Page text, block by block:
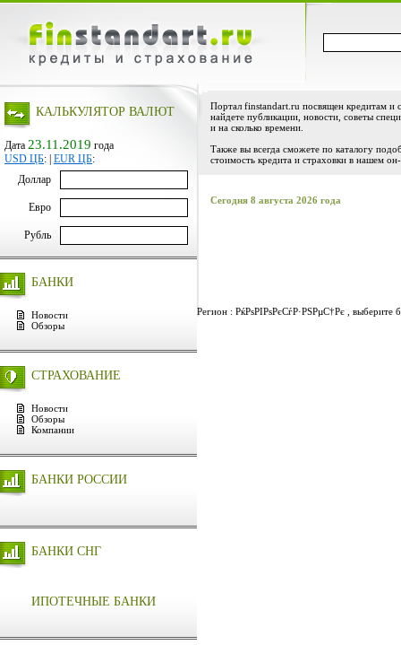
КАЛЬКУЛЯТОР ВАЛЮТ
Дата 23.11.2019 года
USD ЦБ: EUR ЦБ:
Доллар
Евро
Рубль
БАНКИ
Новости
Обзоры
СТРАХОВАНИЕ
Новости
Обзоры
Компании
БАНКИ РОССИИ
БАНКИ СНГ
ИПОТЕЧНЫЕ БАНКИ
Портал finstandart.ru посвящен кредитам и
найдете публикации, новости, советы
и на сколько времени.
Также вы всегда сможете по каталогу
стоимость кредита и страховки в нашем
Сегодня 8 августа 2026 года
Регион : РќРѕРІРѕРєСѓР·РЅРµС†Рє , выберите